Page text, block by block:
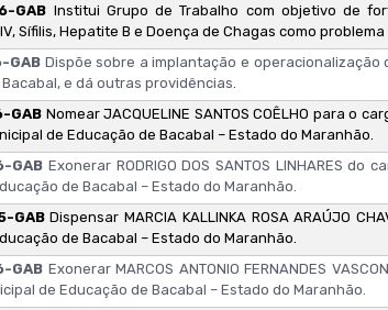
GAB Institui Grupo de Trabalho com objetivo de
Sífilis, Hepatite B e Doença de Chagas como
GAB Dispõe sobre a implantação e
e dá outras providências.
GAB Nomear JACQUELINE SANTOS COÊLHO para o
de Educação de Bacabal – Estado do Maranhão.
GAB Exonerar RODRIGO DOS SANTOS LINHARES
de Bacabal – Estado do Maranhão.
GABDispensar MARCIA KALLINKA ROSA ARAÚJO
de Bacabal – Estado do Maranhão.
GAB Exonerar MARCOS ANTONIO FERNANDES
de Educação de Bacabal – Estado do Maranhão.